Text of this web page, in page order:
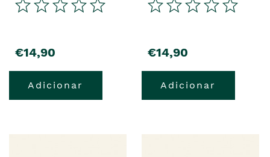
€14,90
Adicionar
€14,90
Adicionar